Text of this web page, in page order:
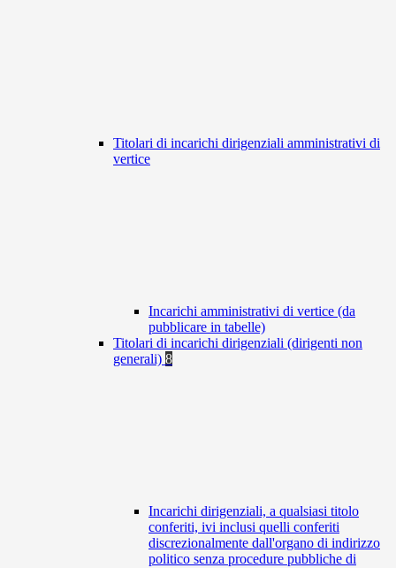
Titolari di incarichi dirigenziali amministrativi di
vertice
Incarichi amministrativi di vertice (da
pubblicare in tabelle)
Titolari di incarichi dirigenziali (dirigenti non
generali) 8
Incarichi dirigenziali, a qualsiasi titolo
conferiti, ivi inclusi quelli conferiti
discrezionalmente dall'organo di indirizzo
politico senza procedure pubbliche di